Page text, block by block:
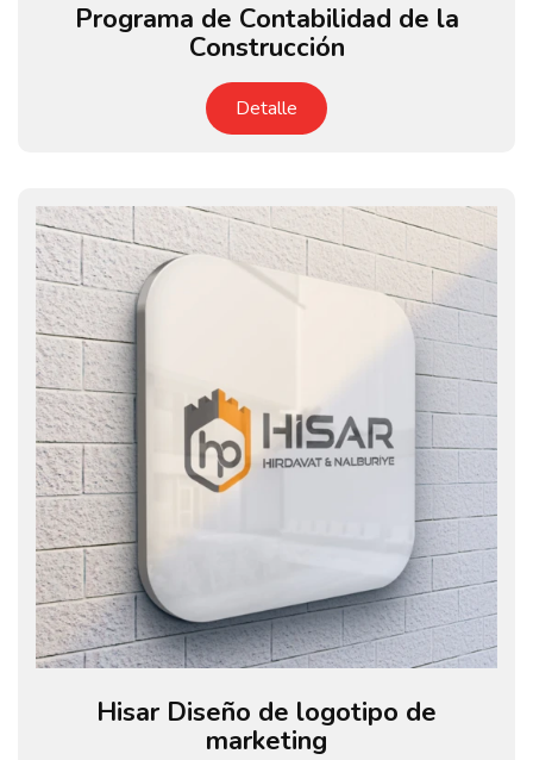
Programa de Contabilidad de la
Construcción
Detalle
Hisar Diseño de logotipo de
marketing